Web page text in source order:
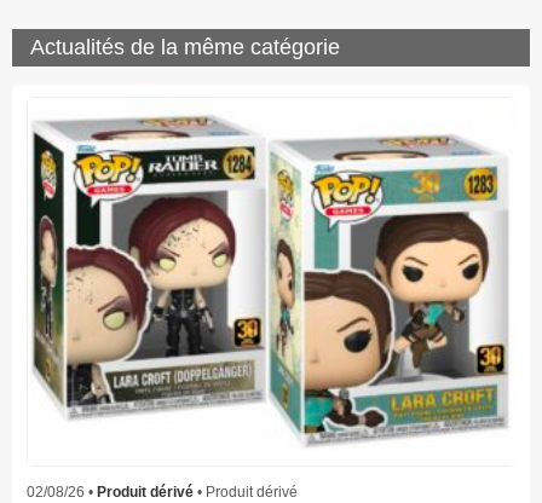
Actualités de la même catégorie
02/08/26 • Produit dérivé • Produit dérivé